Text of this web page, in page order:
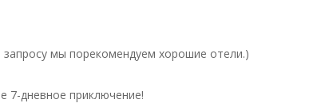
мы порекомендуем хорошие отели.)
7-дневное приключение!